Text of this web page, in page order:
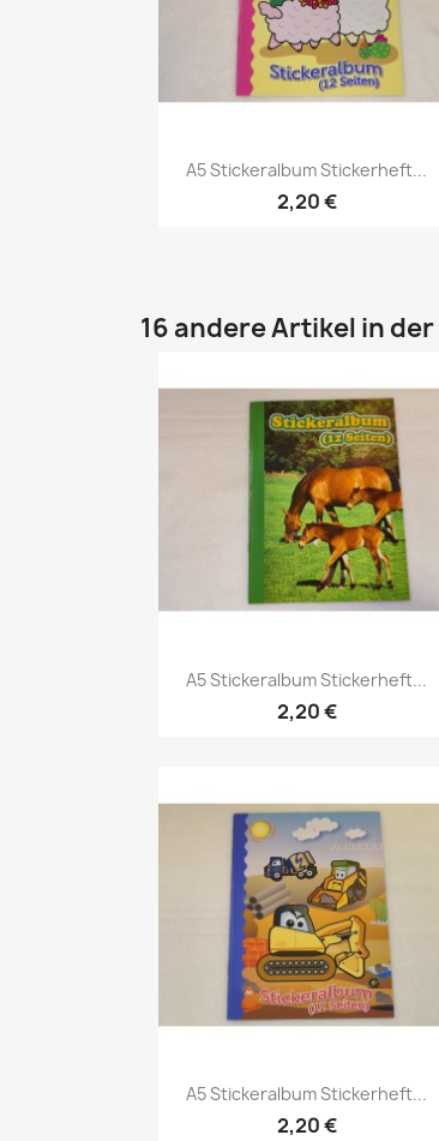
A5 Stickeralbum Stickerheft...
2,20 €
16 andere Artikel in
A5 Stickeralbum Stickerheft...
2,20 €
A5 Stickeralbum Stickerheft...
2,20 €